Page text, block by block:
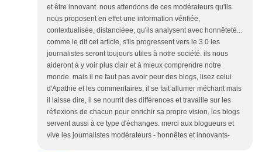
et être innovant. nous attendons de ces modérateurs qu'ils
nous proposent en effet une information vérifiée,
contextualisée, distanciéee, qu'ils analysent avec honnêteté...
comme le dit cet article, s'ils progressent vers le 3.0 les
journalistes seront toujours utiles à notre société. ils nous
aideront à y voir plus clair et à mieux comprendre notre
monde. mais il ne faut pas avoir peur des blogs, lisez celui
d'Apathie et les commentaires, il se fait allumer méchant mais
il laisse dire, il se nourrit des différences et travaille sur les
réflexions de chacun pour enrichir sa propre vision, les blogs
servent aussi à ce type d'échanges. merci aux blogueurs et
vive les journalistes modérateurs - honnêtes et innovants-